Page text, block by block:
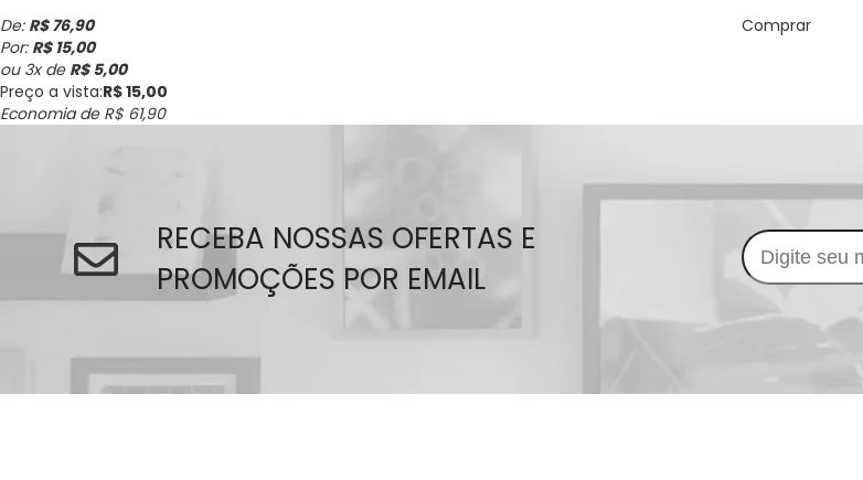
De: R$ 76,90
Por: R$ 15,00
ou 3xde R$ 5,00
Preço a vista:R$ 15,00
Economia de R$ 61,90
Comprar
RECEBA NOSSAS OFERTAS E
PROMOÇÕES POR EMAIL